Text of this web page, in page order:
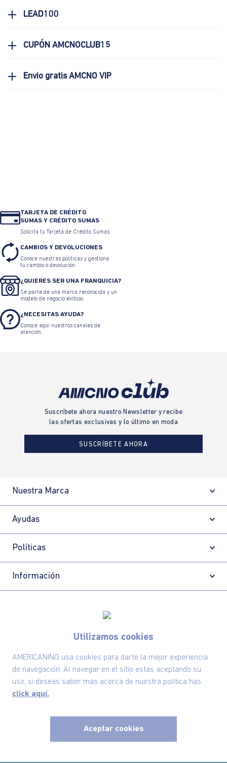
Utilizamos cookies
AMERICANINO usa cookies para darte la mejor experiencia
de navegación. Al navegar en el sitio estas aceptando su
uso, si deseas saber más acerca de nuestra política has
click aquí.
Aceptar cookies
LEAD100
CUPÓN AMCNOCLUB15
Envio gratis AMCNO VIP
TARJETA DE CRÉDITO
SUMAS Y CRÉDITO SUMAS
Solicita tu Tarjeta de Crédito Sumas
CAMBIOS Y DEVOLUCIONES
Conoce nuestras políticas y gestiona
tu cambio o devolución.
¿QUIERES SER UNA FRANQUICIA?
Sé parte de una marca reconocida y un
modelo de negocio exitoso.
¿NECESITAS AYUDA?
Conoce aquí nuestros canales de
atención.
Suscríbete ahora nuestro Newsletter y recibe
las ofertas exclusivas y lo último en moda
SUSCRÍBETE AHORA
Nuestra Marca
Ayudas
Políticas
Información
Comodin S.A.S | NIT: 800.069.933-6©2025 Americanino, todos los derechos reservados